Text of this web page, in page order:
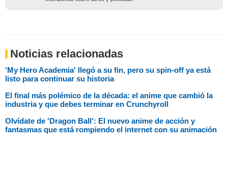
Noticias relacionadas
'My Hero Academia' llegó a su fin, pero su spin-off ya está
listo para continuar su historia
El final más polémico de la década: el anime que cambió la
industria y que debes terminar en Crunchyroll
Olvídate de 'Dragon Ball': El nuevo anime de acción y
fantasmas que está rompiendo el internet con su animación